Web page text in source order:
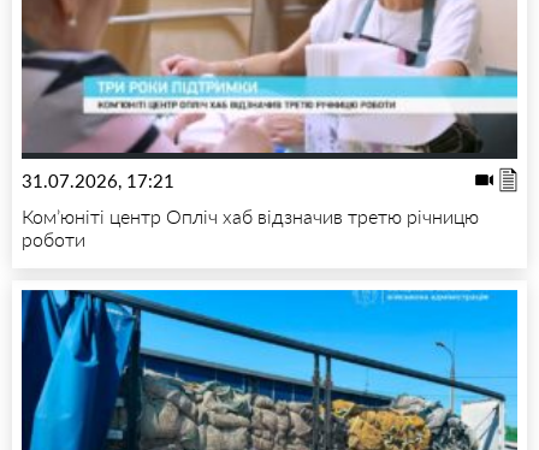
31.07.2026, 17:21
Ком’юніті центр Опліч хаб відзначив третю річницю
роботи